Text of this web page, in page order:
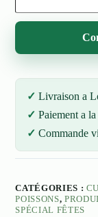
Salé
200g
Livraison a
Paiement a
Commande
CATÉGORIES :
POISSONS,
SPÉCIAL FÊTES